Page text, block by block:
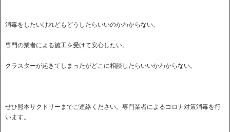
消毒をしたいけれどもどうしたらいいのかわからない。
専門の業者による施工を受けて安心したい。
クラスターが起きてしまったがどこに相談したらいいかわからない。
ぜひ熊本サクドリーまでご連絡ください。専門業者によるコロナ対策消毒を行
います。